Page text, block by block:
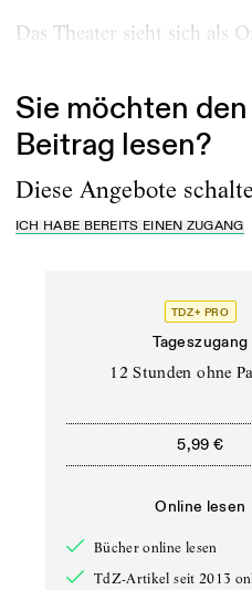
Das Theater sieht sich als
Sie möchten
Beitrag lesen?
Diese Angebote
ICH HABE BEREITS EINEN ZUGANG
TDZ+ PRO
Tageszugang
12 Stunden ohne
5,99 €
Online lesen
Bücher online lesen
TdZ-Artikel seit 2013